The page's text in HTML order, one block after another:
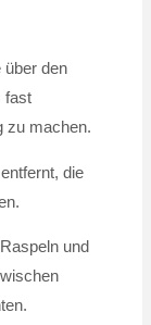
über den
fast
zu machen.
die
und